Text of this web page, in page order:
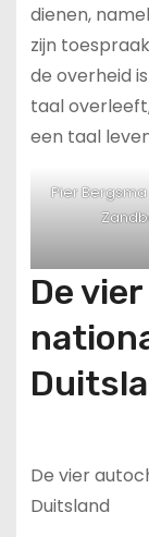
dienen,
zijn
de overheid
taal
een taal
Pier
De
De vier
Duitsland